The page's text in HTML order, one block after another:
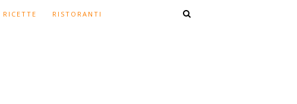
RICETTE RISTORANTI